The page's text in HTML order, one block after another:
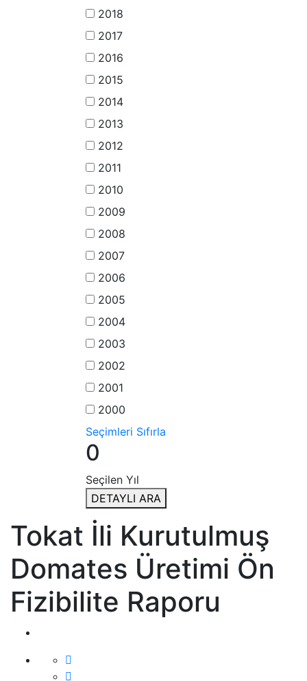
2018
2017
2016
2015
2014
2013
2012
2011
2010
2009
2008
2007
2006
2005
2004
2003
2002
2001
2000
Seçimleri Sıfırla
0
Seçilen Yıl
DETAYLI ARA
Tokat İli Kurutulmuş
Domates Üretimi Ön
Fizibilite Raporu